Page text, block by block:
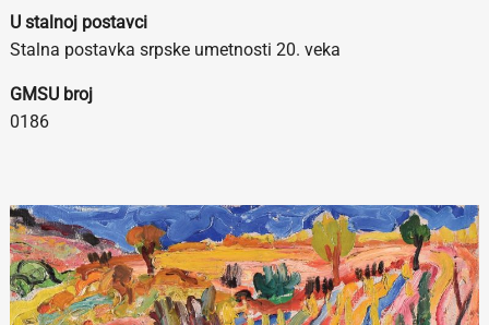
U stalnoj postavci
Stalna postavka srpske umetnosti 20. veka
GMSU broj
0186